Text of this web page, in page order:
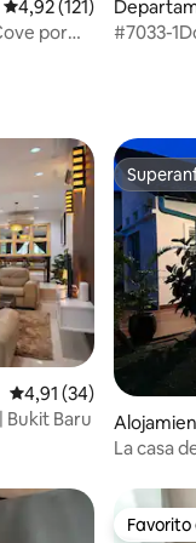
Calificación promedio:
4,92 (121)
por
#7033-
Calificación
4,91 (34)
Bukit Baru
La casa